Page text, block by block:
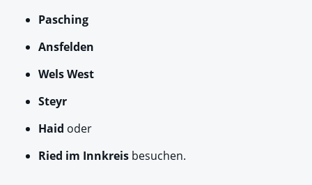
Pasching
Ansfelden
Wels West
Steyr
Haid oder
Ried im Innkreis besuchen.